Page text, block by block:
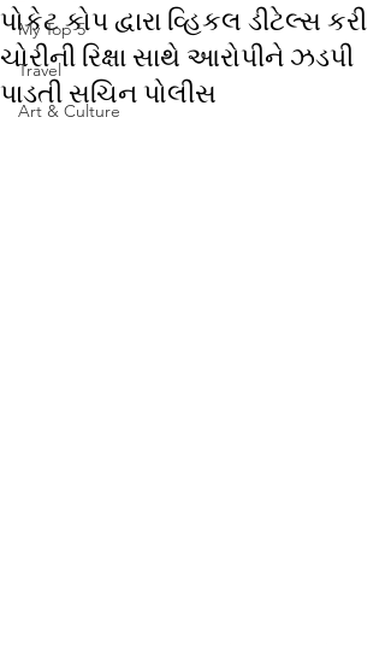
My Top 5
Travel
Art & Culture
પોકેટ કોપ દ્વારા વ્હિકલ ડીટેલ્સ કરી
ચોરીની રિક્ષા સાથે આરોપીને ઝડપી
પાડતી સચિન પોલીસ